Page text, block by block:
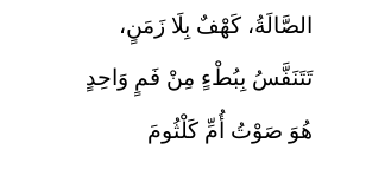
الصَّالَةُ، كَهْفٌ بِلَا زَمَنٍ،
تَتَنَفَّسُ بِبُطْءٍ مِنْ فَمٍ وَاحِدٍ
هُوَ صَوْتُ أُمِّ كَلْثُومَ